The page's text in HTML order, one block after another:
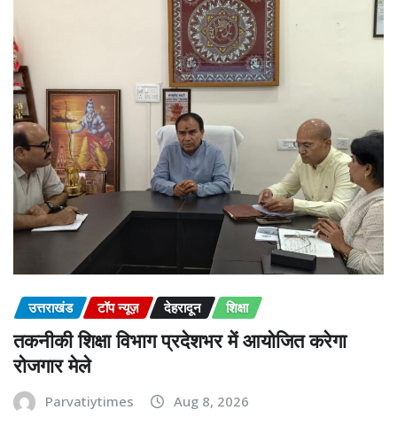
उत्तराखंड टॉप न्यूज़ देहरादून शिक्षा
तकनीकी शिक्षा विभाग प्रदेशभर में आयोजित करेगा
रोजगार मेले
Parvatiytimes Aug 8, 2026